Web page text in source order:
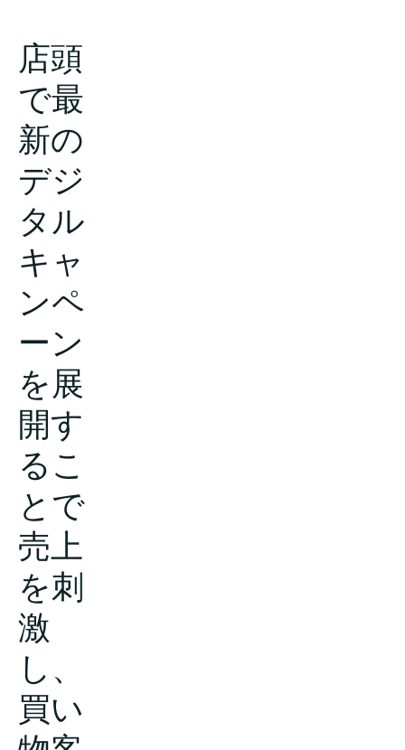
店頭
で最
新の
デジ
タル
キャ
ンペ
ーン
を展
開す
るこ
とで
売上
を刺
激
し、
買い